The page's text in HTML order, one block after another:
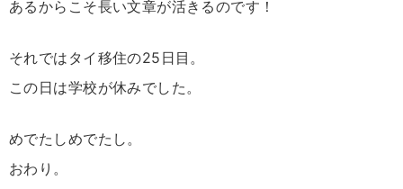
あるからこそ長い文章が活きるのです！
それではタイ移住の25日目。
この日は学校が休みでした。
めでたしめでたし。
おわり。